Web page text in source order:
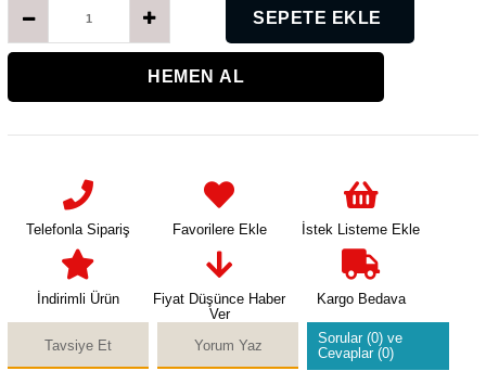
Telefonla Sipariş Favorilere Ekle İstek Listeme Ekle
İndirimli Ürün
Fiyat Düşünce Haber
Ver
Kargo Bedava
Tavsiye Et Yorum Yaz
Sorular (0) ve
Cevaplar (0)